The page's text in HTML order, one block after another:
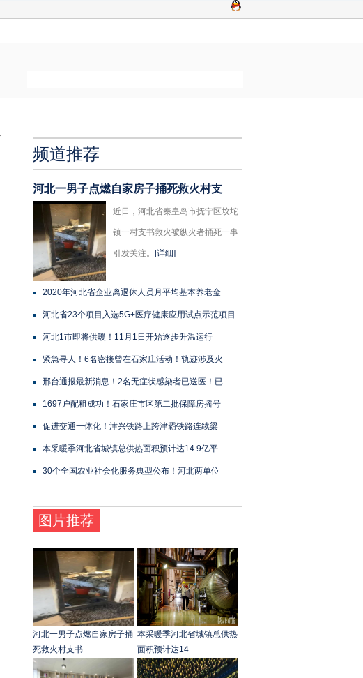
频道推荐
河北一男子点燃自家房子捅死救火村支
近日，河北省秦皇岛市抚宁区坟坨
镇一村支书救火被纵火者捅死一事
引发关注。 [详细]
2020年河北省企业离退休人员月平均基本养老金
河北省23个项目入选5G+医疗健康应用试点示范项目
河北1市即将供暖！11月1日开始逐步升温运行
紧急寻人！6名密接曾在石家庄活动！轨迹涉及火
邢台通报最新消息！2名无症状感染者已送医！已
1697户配租成功！石家庄市区第二批保障房摇号
促进交通一体化！津兴铁路上跨津霸铁路连续梁
本采暖季河北省城镇总供热面积预计达14.9亿平
30个全国农业社会化服务典型公布！河北两单位
图片推荐
河北一男子点燃自家房子捅
死救火村支书
本采暖季河北省城镇总供热
面积预计达14